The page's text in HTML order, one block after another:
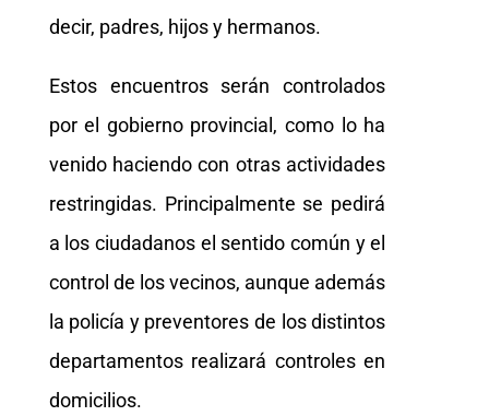
decir, padres, hijos y hermanos.
Estos encuentros serán controlados
por el gobierno provincial, como lo ha
venido haciendo con otras actividades
restringidas. Principalmente se pedirá
a los ciudadanos el sentido común y el
control de los vecinos, aunque además
la policía y preventores de los distintos
departamentos realizará controles en
domicilios.